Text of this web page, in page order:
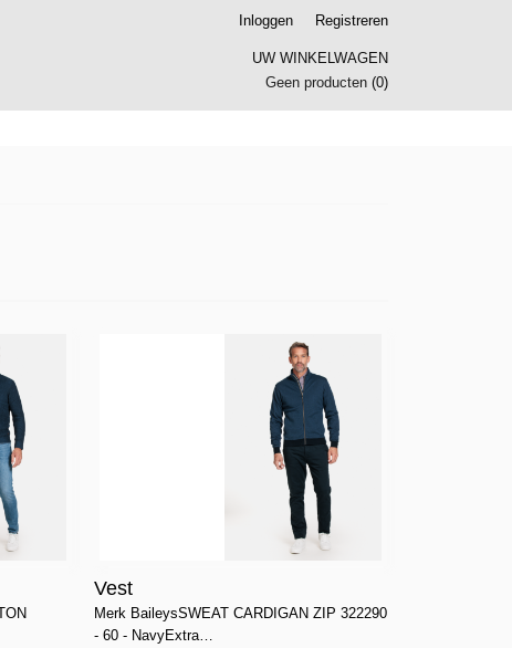
Inloggen Registreren
UW WINKELWAGEN
Geen producten (0)
Vest
Merk BaileysSWEAT CARDIGAN ZIP 322290
- 60 - NavyExtra…